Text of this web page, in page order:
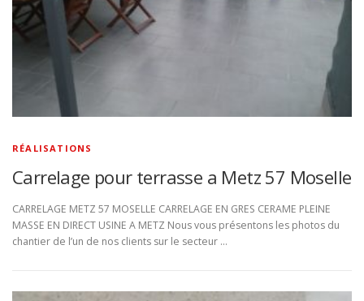
RÉALISATIONS
Carrelage pour terrasse a Metz 57 Moselle
CARRELAGE METZ 57 MOSELLE CARRELAGE EN GRES CERAME PLEINE
MASSE EN DIRECT USINE A METZ Nous vous présentons les photos du
chantier de l’un de nos clients sur le secteur …